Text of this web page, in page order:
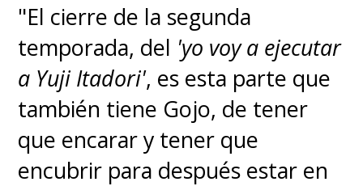
"El cierre de la segunda
temporada, del 'yo voy a ejecutar
a Yuji Itadori', es esta parte que
también tiene Gojo, de tener
que encarar y tener que
encubrir para después estar en